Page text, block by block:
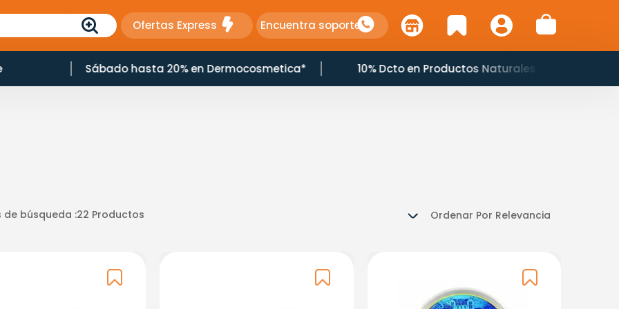
Ofertas Express Encuentra soporte
Sábado hasta 20% en Dermocosmetica* 10% Dcto en Productos Naturales
de búsqueda :22 Productos Ordenar Por Relevancia